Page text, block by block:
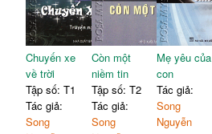
Chuyến xe
về trời
Tập số: T1
Tác giả:
Song
Còn một
niềm tin
Tập số: T2
Tác giả:
Song
Mẹ yêu của
con
Tác giả:
Song
Nguyễn